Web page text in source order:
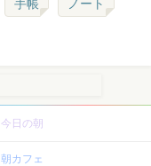
手帳 ノート
今日の朝
朝カフェ